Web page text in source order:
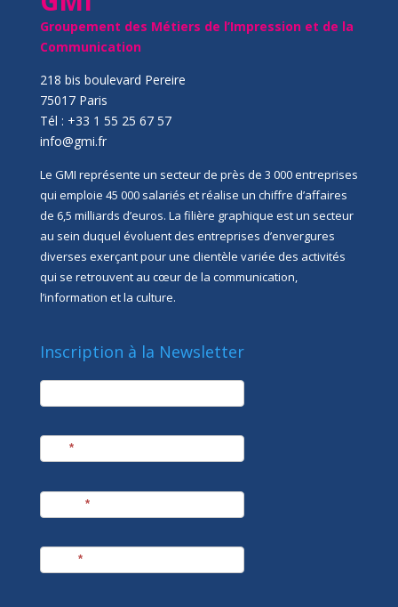
Groupement des Métiers de l’Impression et de la
Communication
218 bis boulevard Pereire
75017 Paris
Tél : +33 1 55 25 67 57
info@gmi.fr
Le GMI représente un secteur de près de 3 000 entreprises
qui emploie 45 000 salariés et réalise un chiffre d’affaires
de 6,5 milliards d’euros. La filière graphique est un secteur
au sein duquel évoluent des entreprises d’envergures
diverses exerçant pour une clientèle variée des activités
qui se retrouvent au cœur de la communication,
l’information et la culture.
Inscription à la Newsletter
newsletter
*
*
*